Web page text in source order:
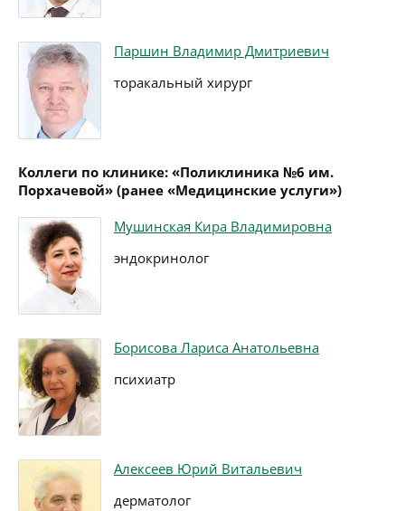
Паршин Владимир Дмитриевич
торакальный хирург
Коллеги по клинике: «Поликлиника №6 им.
Порхачевой» (ранее «Медицинские услуги»)
Мушинская Кира Владимировна
эндокринолог
Борисова Лариса Анатольевна
психиатр
Алексеев Юрий Витальевич
дерматолог